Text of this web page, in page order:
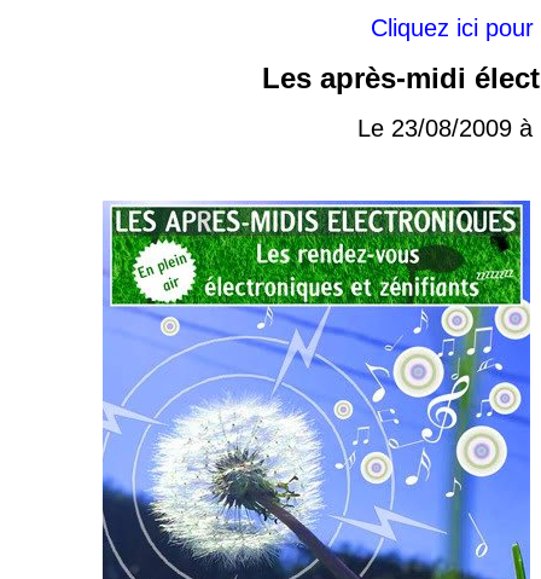
Cliquez ici
Les après-midi
Le 23/08/2009 à